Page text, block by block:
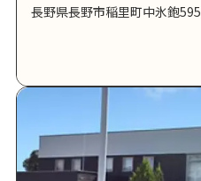
長野県長野市稲里町中氷鉋595